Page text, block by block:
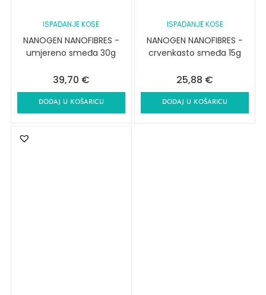
ISPADANJE KOSE
NANOGEN NANOFIBRES -
umjereno smeđa 30g
39,70 €
DODAJ U KOŠARICU
ISPADANJE KOSE
NANOGEN NANOFIBRES -
crvenkasto smeđa 15g
25,88 €
DODAJ U KOŠARICU